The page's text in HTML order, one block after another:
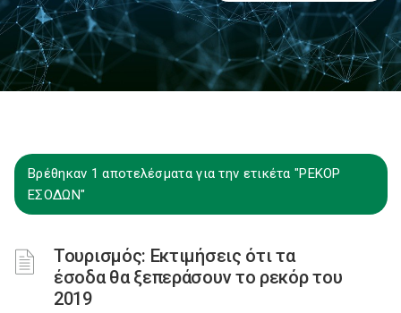
Βρέθηκαν 1 αποτελέσματα για την ετικέτα "ΡΕΚΟΡ
ΕΣΟΔΩΝ"
Τουρισμός: Εκτιμήσεις ότι τα
έσοδα θα ξεπεράσουν το ρεκόρ του
2019